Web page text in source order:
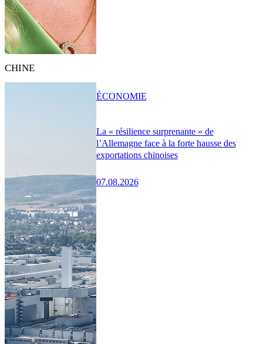
CHINE
La « résilience surprenante » de
l’Allemagne face à la forte hausse des
exportations chinoises
07.08.2026
ÉCONOMIE